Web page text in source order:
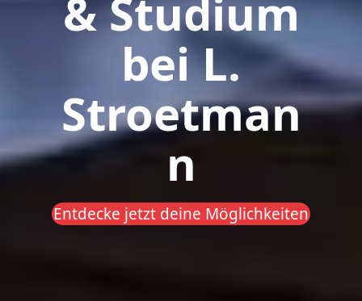
& Studium
bei L.
Stroetman
n
Entdecke jetzt deine Möglichkeiten